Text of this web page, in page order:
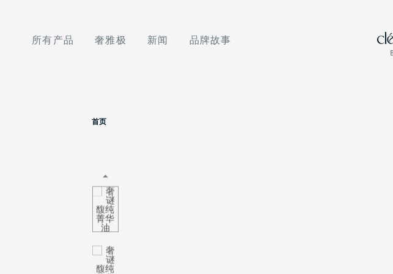
所有产品 奢雅极 新闻 品牌故事
首页